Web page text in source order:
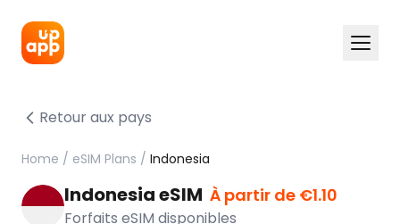
Retour aux pays
Home / eSIM Plans / Indonesia
Indonesia eSIM À partir de €1.10
Forfaits eSIM disponibles